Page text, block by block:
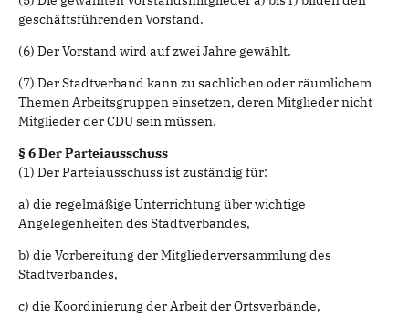
geschäftsführenden Vorstand.
(6) Der Vorstand wird auf zwei Jahre gewählt.
(7) Der Stadtverband kann zu sachlichen oder räumlichem
Themen Arbeitsgruppen einsetzen, deren Mitglieder nicht
Mitglieder der CDU sein müssen.
§ 6 Der Parteiausschuss
(1) Der Parteiausschuss ist zuständig für:
a) die regelmäßige Unterrichtung über wichtige
Angelegenheiten des Stadtverbandes,
b) die Vorbereitung der Mitgliederversammlung des
Stadtverbandes,
c) die Koordinierung der Arbeit der Ortsverbände,